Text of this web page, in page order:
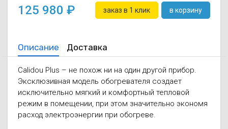
125 980 заказ в 1 клик в корзину
Описание Доставка
Calidou Plus – не похож ни на один другой прибор.
Эксклюзивная модель обогревателя создает
исключительно мягкий и комфортный тепловой
режим в помещении, при этом значительно экономя
расход электроэнергии при обогреве.